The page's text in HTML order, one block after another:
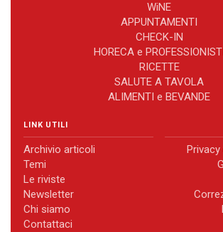
WiNE
APPUNTAMENTI
CHECK-IN
HORECA e
RICETTE
SALUTE A TAVOLA
ALIMENTI e BEVANDE
LINK UTILI
Archivio articoli
Temi
Le riviste
Newsletter
Chi siamo
Contattaci